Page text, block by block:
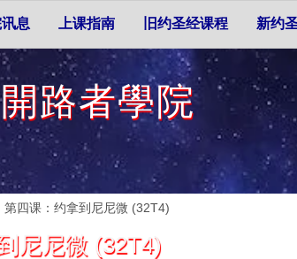
息 上课指南 旧约圣经课程 新约
開路者學院
第四课：约拿到尼尼微 (32T4)
尼尼微 (32T4)